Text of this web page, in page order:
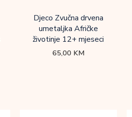
Djeco Zvučna drvena
umetaljka Afričke
životinje 12+ mjeseci
65,00 KM